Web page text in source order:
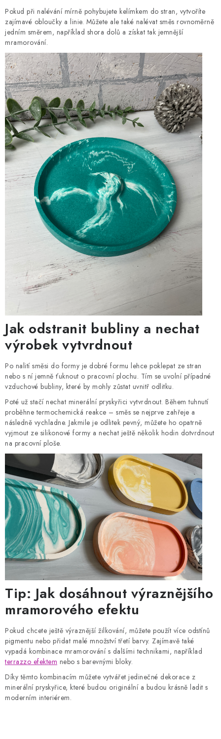
Pokud při nalévání mírně pohybujete kelímkem do stran, vytvoříte
zajímavé obloučky a linie. Můžete ale také nalévat směs rovnoměrně
jedním směrem, například shora dolů a získat tak jemnější
mramorování.
Jak odstranit bubliny a nechat
výrobek vytvrdnout
Po nalití směsi do formy je dobré formu lehce poklepat ze stran
nebo s ní jemně ťuknout o pracovní plochu. Tím se uvolní případné
vzduchové bubliny, které by mohly zůstat uvnitř odlitku.
Poté už stačí nechat minerální pryskyřici vytvrdnout. Během tuhnutí
proběhne termochemická reakce – směs se nejprve zahřeje a
následně vychladne. Jakmile je odlitek pevný, můžete ho opatrně
vyjmout ze silikonové formy a nechat ještě několik hodin dotvrdnout
na pracovní ploše.
Tip: Jak dosáhnout výraznějšího
mramorového efektu
Pokud chcete ještě výraznější žilkování, můžete použít více odstínů
pigmentu nebo přidat malé množství třetí barvy. Zajímavě také
vypadá kombinace mramorování s dalšími technikami, například
terrazzo efektem nebo s barevnými bloky.
Díky těmto kombinacím můžete vytvářet jedinečné dekorace z
minerální pryskyřice, které budou originální a budou krásně ladit s
moderním interiérem.